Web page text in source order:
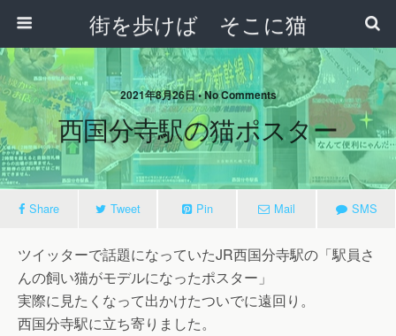
街を歩けば そこに猫
2021年8月26日 • No Comments
西国分寺駅の猫ポスター
Share Tweet Pin Mail SMS
ツイッターで話題になっていたJR西国分寺駅の「駅員さ
んの飼い猫がモデルになったポスター」
実際に見たくなって出かけたついでに遠回り。
西国分寺駅に立ち寄りました。